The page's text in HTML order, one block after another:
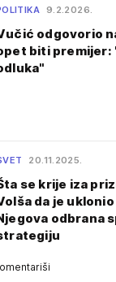
9.2.2026.
odgovorio
biti premijer:
20.11.2025.
se krije iza
da je
odbrana